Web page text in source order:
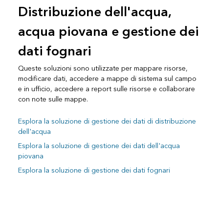
Distribuzione dell'acqua,
acqua piovana e gestione dei
dati fognari
Queste soluzioni sono utilizzate per mappare risorse,
modificare dati, accedere a mappe di sistema sul campo
e in ufficio, accedere a report sulle risorse e collaborare
con note sulle mappe.
Esplora la soluzione di gestione dei dati di distribuzione
dell'acqua
Esplora la soluzione di gestione dei dati dell'acqua
piovana
Esplora la soluzione di gestione dei dati fognari